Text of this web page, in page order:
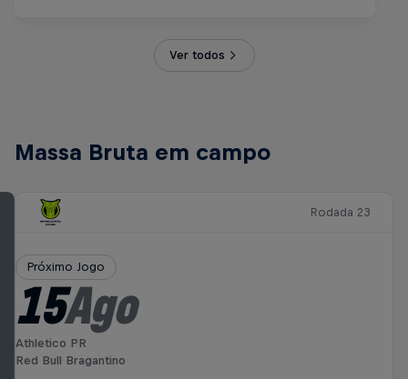
Ver todos
Massa Bruta em campo
Rodada 23
Próximo Jogo
15Ago
Athletico PR
Red Bull Bragantino